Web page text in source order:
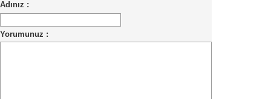
Adınız :
Yorumunuz :